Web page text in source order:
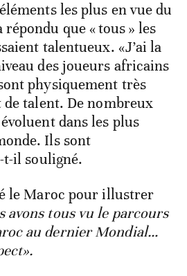
les plus en vue du
que « tous » les
talentueux. «J’ai la
des joueurs africains
physiquement très
talent. De nombreux
dans les plus
Ils sont
t-il souligné.
le Maroc pour illustrer
avons tous vu le parcours
au dernier Mondial…